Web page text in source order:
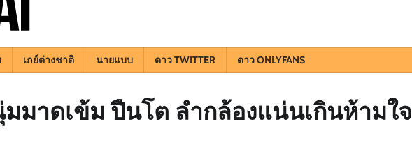
เกย์ต่างชาติ นายแบบ ดาว TWITTER ดาว ONLYFANS
มาดเข้ม ปืนโต ลำกล้องแน่นเกินห้ามใจ